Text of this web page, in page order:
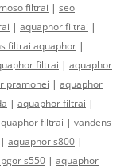
filtrai | seo
| aquaphor filtrai |
filtrai aquaphor |
filtrai | aquaphor
pramonei | aquaphor
| aquaphor filtrai |
filtrai | vandens
| aquaphor s800 |
s550 | aquaphor